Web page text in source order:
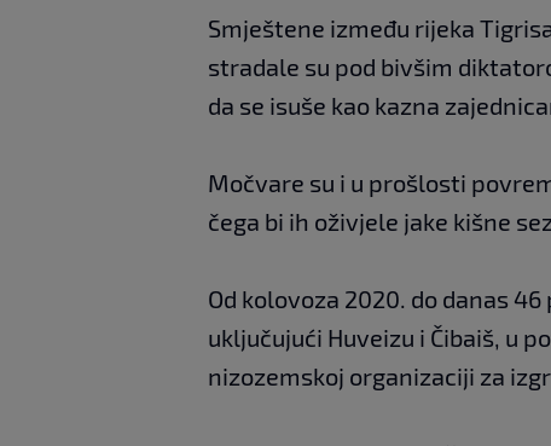
Smještene između rijeka
stradale su pod bivšim
da se isuše kao kazna
Močvare su i u prošlosti
čega bi ih oživjele jake kišne
Od kolovoza 2020. do danas
uključujući Huveizu i Čibaiš, u
nizozemskoj organizaciji za